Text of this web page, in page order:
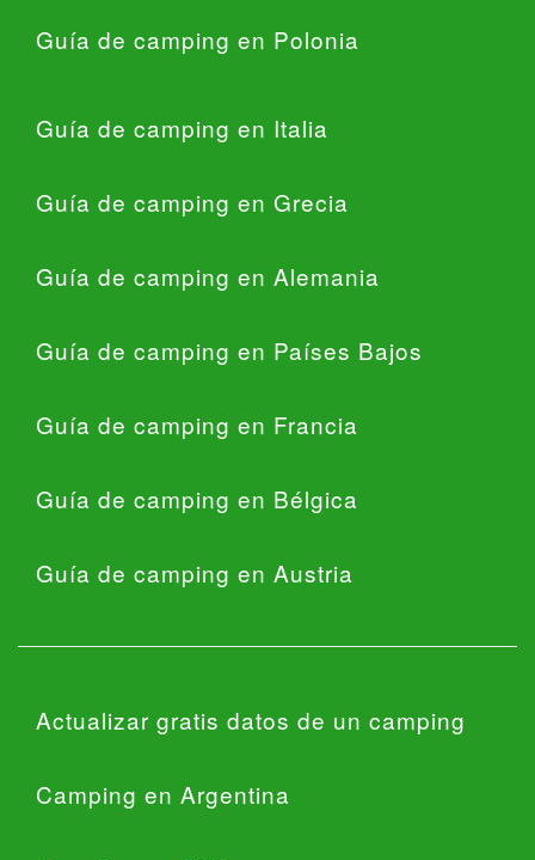
Guía de camping en Polonia
Guía de camping en Italia
Guía de camping en Grecia
Guía de camping en Alemania
Guía de camping en Países Bajos
Guía de camping en Francia
Guía de camping en Bélgica
Guía de camping en Austria
Actualizar gratis datos de un camping
Camping en Argentina